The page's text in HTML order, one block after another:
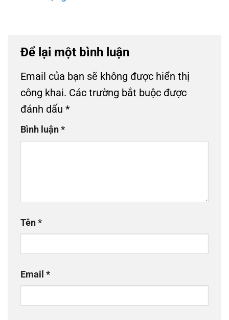
Để lại một bình luận
Email của bạn sẽ không được hiển thị
công khai. Các trường bắt buộc được
đánh dấu *
Bình luận*
Tên*
Email *